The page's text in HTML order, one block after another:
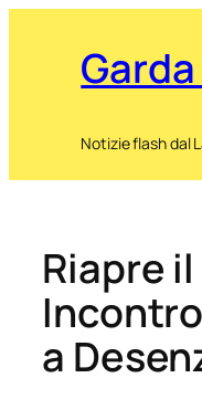
Notizie flash dal
Riapre
a